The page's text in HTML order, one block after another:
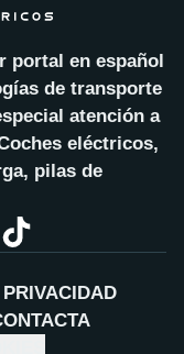
portal en español
de transporte
atención a
eléctricos,
pilas de